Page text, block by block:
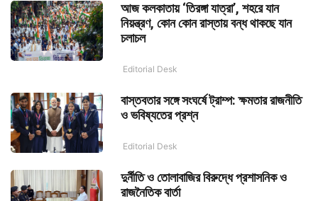
আজ কলকাতায় ‘তিরঙ্গা যাত্রা’, শহরে যান
নিয়ন্ত্রণ, কোন কোন রাস্তায় বন্ধ থাকছে যান
চলাচল
Editorial Desk
বাস্তবতার সঙ্গে সংঘর্ষে ট্রাম্প: ক্ষমতার রাজনীতি
ও ভবিষ্যতের প্রশ্ন
Editorial Desk
দুর্নীতি ও তোলাবাজির বিরুদ্ধে প্রশাসনিক ও
রাজনৈতিক বার্তা